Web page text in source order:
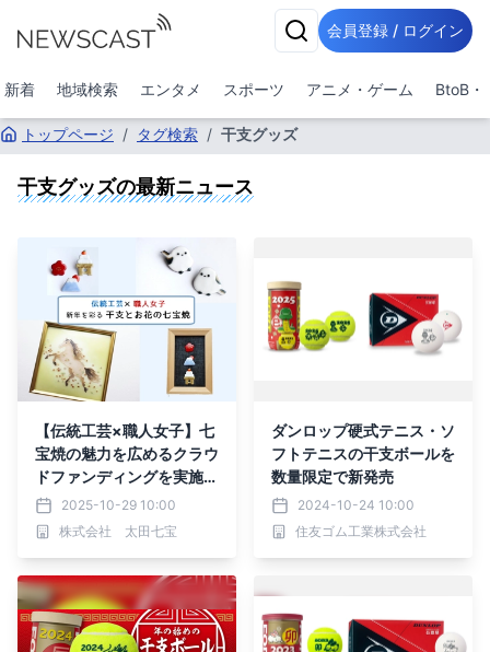
会員登録 / ログイン
新着 地域検索 エンタメ スポーツ アニメ・ゲーム BtoB・
トップページ / タグ検索 / 干支グッズ
干支グッズの最新ニュース
【伝統工芸×職人女子】七
宝焼の魅力を広めるクラウ
ドファンディングを実施し
ます2025-10-29 10:00
株式会社 太田七宝
ダンロップ硬式テニス・ソ
フトテニスの干支ボールを
数量限定で新発売
2024-10-24 10:00
住友ゴム工業株式会社